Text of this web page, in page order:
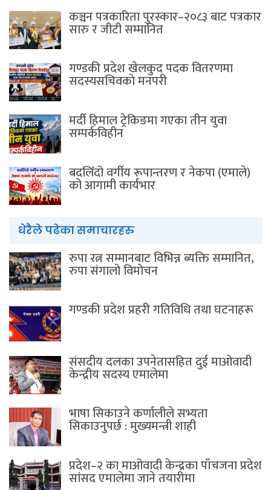
कञ्चन पत्रकारिता पुरस्कार–२०८३ बाट पत्रकार
सारु र जीटी सम्मानित
गण्डकी प्रदेश खेलकुद पदक वितरणमा
सदस्यसचिवकाे मनपरी
मर्दी हिमाल ट्रेकिङमा गएका तीन युवा
सम्पर्कविहीन
बदलिँदो वर्गीय रूपान्तरण र नेकपा (एमाले)
को आगामी कार्यभार
धेरैले पढेका समाचारहरु
रुपा रत्न सम्मानबाट विभिन्न ब्यक्ति सम्मानित,
रुपा संगालो विमोचन
गण्डकी प्रदेश प्रहरी गतिविधि तथा घटनाहरू
संसदीय दलका उपनेतासहित दुई माओवादी
केन्द्रीय सदस्य एमालेमा
भाषा सिकाउने कर्णालीले सभ्यता
सिकाउनुपर्छ : मुख्यमन्त्री शाही
प्रदेश–२ का माओवादी केन्द्रका पाँचजना प्रदेश
सांसद एमालेमा जाने तयारीमा